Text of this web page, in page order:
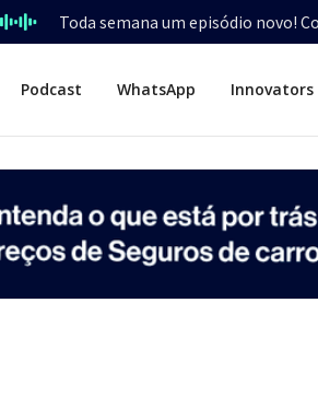
Toda semana um episódio novo!
Podcast WhatsApp Innovators